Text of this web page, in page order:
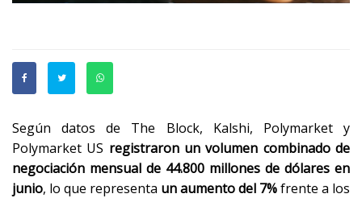
Según datos de The Block, Kalshi, Polymarket y
Polymarket US registraron un volumen combinado de
negociación mensual de 44.800 millones de dólares en
junio, lo que representa un aumento del 7%frente a los